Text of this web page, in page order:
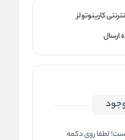
کارینوتولز
ارسال
لطفا روی دکمه